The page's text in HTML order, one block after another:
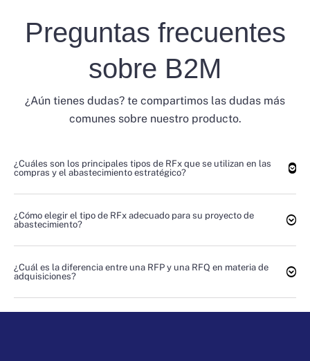
Preguntas frecuentes
sobre B2M
¿Aún tienes dudas? te compartimos las dudas más
comunes sobre nuestro producto.
¿Cuáles son los principales tipos de RFx que se utilizan en las
compras y el abastecimiento estratégico?
¿Cómo elegir el tipo de RFx adecuado para su proyecto de
abastecimiento?
¿Cuál es la diferencia entre una RFP y una RFQ en materia de
adquisiciones?